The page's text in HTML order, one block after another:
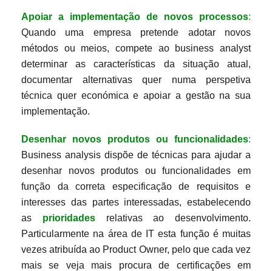
Apoiar a implementação de novos processos:
Quando uma empresa pretende adotar novos
métodos ou meios, compete ao business analyst
determinar as características da situação atual,
documentar alternativas quer numa perspetiva
técnica quer económica e apoiar a gestão na sua
implementação.
Desenhar novos produtos ou funcionalidades:
Business analysis dispõe de técnicas para ajudar a
desenhar novos produtos ou funcionalidades em
função da correta especificação de requisitos e
interesses das partes interessadas, estabelecendo
as prioridades
relativas ao desenvolvimento.
Particularmente na área de IT esta função é muitas
vezes atribuída ao Product Owner, pelo que cada vez
mais se veja mais procura de certificações em